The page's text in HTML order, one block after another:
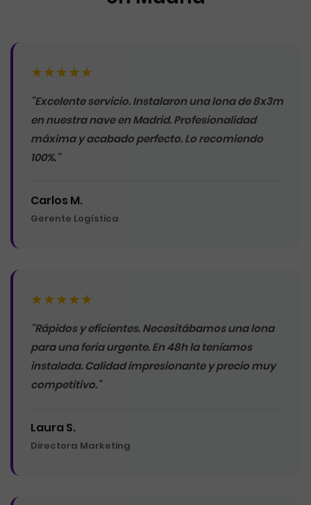
★★★★★
"Excelente servicio. Instalaron una lona de 8x3m
en nuestra nave en Madrid. Profesionalidad
máxima y acabado perfecto. Lo recomiendo
100%."
Carlos M.
Gerente Logística
★★★★★
"Rápidos y eficientes. Necesitábamos una lona
para una feria urgente. En 48h la teníamos
instalada. Calidad impresionante y precio muy
competitivo."
Laura S.
Directora Marketing